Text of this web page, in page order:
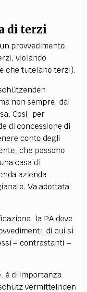
di terzi
provvedimento,
violando
che tutelano terzi).
non sempre, dal
Cosí, per
di concessione di
conto degli
che possono
casa di
azienda
Va adottata
la PA deve
di cui si
– contrastanti –
è di importanza
vermittelnden